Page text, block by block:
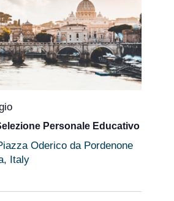
Personale Educativo
Oderico da Pordenone
Italy